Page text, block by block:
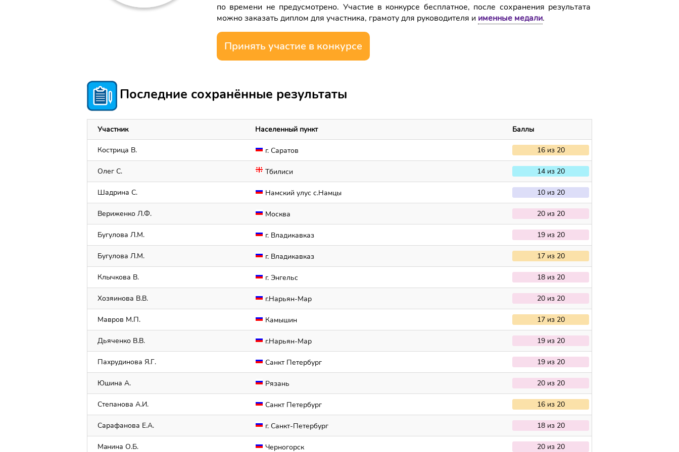
по времени не предусмотрено. Участие в конкурсе бесплатное, после сохранения результата
можно заказать диплом для участника, грамоту для руководителя и именные медали.
Принять участие в конкурсе
Последние сохранённые результаты
Участник Населенный пункт Баллы
Кострица В. г. Саратов 16 из 20
Олег С. Тбилиси 14 из 20
Шадрина С. Намский улус с.Намцы 10 из 20
Вериженко Л.Ф. Москва 20 из 20
Бугулова Л.М. г. Владикавказ 19 из 20
Бугулова Л.М. г. Владикавказ 17 из 20
Клычкова В. г. Энгельс 18 из 20
Хозяинова В.В. г.Нарьян-Мар 20 из 20
Мавров М.П. Камышин 17 из 20
Дьяченко В.В. г.Нарьян-Мар 19 из 20
Пахрудинова Я.Г. Санкт Петербург 19 из 20
Юшина А. Рязань 20 из 20
Степанова А.И. Санкт Петербург 16 из 20
Сарафанова Е.А. г. Санкт-Петербург 18 из 20
Maнина О.Б. Черногорск 20 из 20